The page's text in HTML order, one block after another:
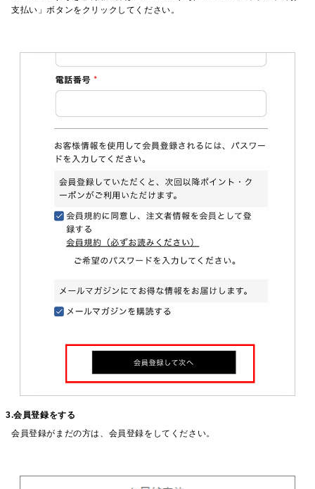
支払い」ボタンをクリックしてください。
3.会員登録をする
会員登録がまだの方は、会員登録をしてください。